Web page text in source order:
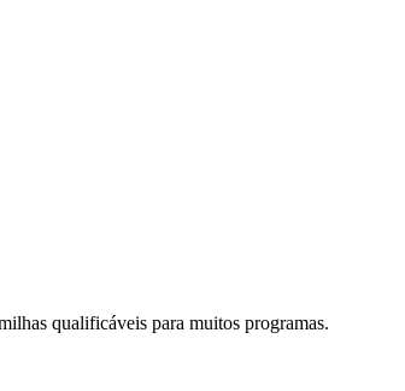
qualificáveis para muitos programas.